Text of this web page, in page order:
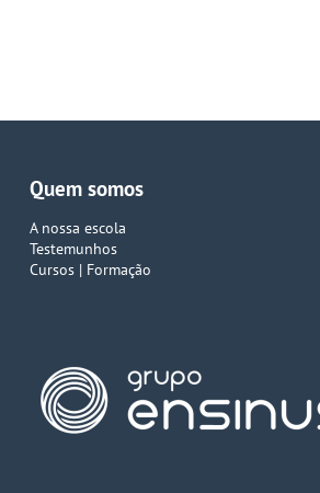
Quem somos
A nossa escola
Testemunhos
Cursos | Formação